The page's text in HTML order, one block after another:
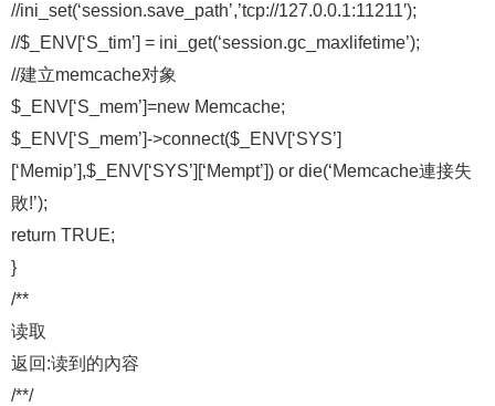
//ini_set(‘session.save_path’,’tcp://127.0.0.1:11211′);
//$_ENV[‘S_tim’] = ini_get(‘session.gc_maxlifetime’);
//建立memcache对象
$_ENV[‘S_mem’]=new Memcache;
$_ENV[‘S_mem’]->connect($_ENV[‘SYS’]
[‘Memip’],$_ENV[‘SYS’][‘Mempt’]) or die(‘Memcache連接失
敗!’);
return TRUE;
}
/**
读取
返回:读到的內容
/**/